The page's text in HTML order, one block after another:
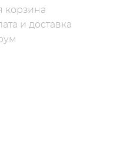
корзина
и доставка